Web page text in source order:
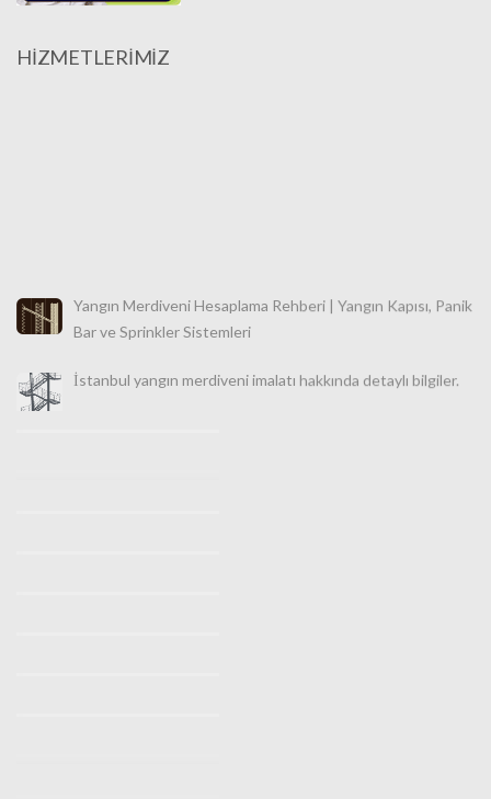
HİZMETLERİMİZ
Bar ve Sprinkler Sistemleri